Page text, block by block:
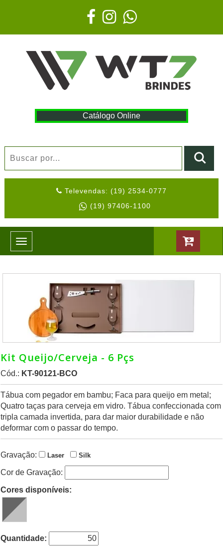
Catálogo Online
Televendas: (19) 2534-0777
(19) 97406-1100
Toggle
navigation
Kit Queijo/Cerveja - 6 Pçs
Cód.: KT-90121-BCO
Tábua com pegador em bambu; Faca para queijo em metal;
Quatro taças para cerveja em vidro. Tábua confeccionada com
tripla camada invertida, para dar maior durabilidade e não
deformar com o passar do tempo.
Gravação: Laser Silk
Cor de Gravação:
Cores disponíveis:
Quantidade: